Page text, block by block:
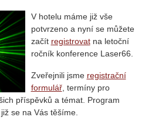
V hotelu máme již vše
potvrzeno a nyní se můžete
začít registrovatna letoční
ročník konference Laser66.
Zveřejnili jsme registrační
formulář, termíny pro
příspěvků a témat. Program
se na Vás těšíme.